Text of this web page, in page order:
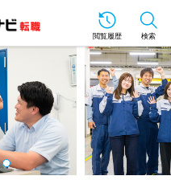
閲覧履歴 検索